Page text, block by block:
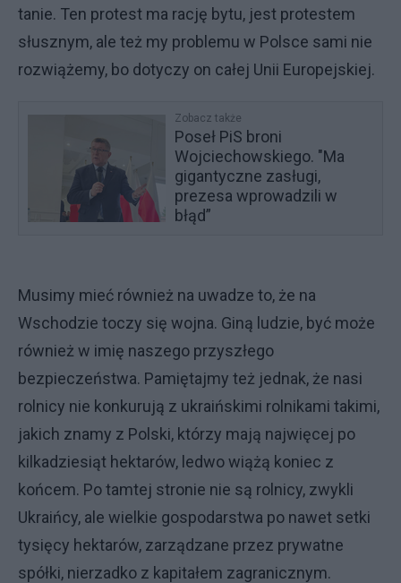
tanie. Ten protest ma rację bytu, jest protestem
słusznym, ale też my problemu w Polsce sami nie
rozwiążemy, bo dotyczy on całej Unii Europejskiej.
Zobacz także
Poseł PiS broni
Wojciechowskiego. "Ma
gigantyczne zasługi,
prezesa wprowadzili w
błąd”
Musimy mieć również na uwadze to, że na
Wschodzie toczy się wojna. Giną ludzie, być może
również w imię naszego przyszłego
bezpieczeństwa. Pamiętajmy też jednak, że nasi
rolnicy nie konkurują z ukraińskimi rolnikami takimi,
jakich znamy z Polski, którzy mają najwięcej po
kilkadziesiąt hektarów, ledwo wiążą koniec z
końcem. Po tamtej stronie nie są rolnicy, zwykli
Ukraińcy, ale wielkie gospodarstwa po nawet setki
tysięcy hektarów, zarządzane przez prywatne
spółki, nierzadko z kapitałem zagranicznym.